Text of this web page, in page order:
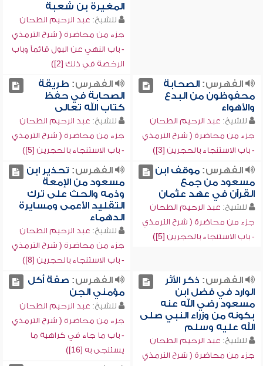
المغيرة بن شعبة
للشيخ: عبد الرحيم الطحان
جزء من محاضرة ( شرح الترمذي
- باب النهي عن البول قائماً وباب
الرخصة في ذلك [2])
الفهرس:الصحابة
محفوظون من البدع
والأهواء
للشيخ: عبد الرحيم الطحان
جزء من محاضرة ( شرح الترمذي
- باب الاستنجاء بالحجرين [3])
الفهرس: طريقة
الصحابة في حفظ
كتاب الله تعالى
للشيخ: عبد الرحيم الطحان
جزء من محاضرة ( شرح الترمذي
- باب الاستنجاء بالحجرين [5])
الفهرس:موقف ابن
مسعود من جمع
القرآن في عهد عثمان
للشيخ: عبد الرحيم الطحان
جزء من محاضرة ( شرح الترمذي
- باب الاستنجاء بالحجرين [5])
الفهرس: تحذير ابن
مسعود من الإمعة
وذمه والحث على ترك
التقليد الأعمى ومسايرة
الدهماء
للشيخ: عبد الرحيم الطحان
جزء من محاضرة ( شرح الترمذي
- باب الاستنجاء بالحجرين [8])
الفهرس: ذكر الأثر
الوارد في فضل ابن
مسعود رضي الله عنه
بكونه من وزراء النبي صلى
الله عليه وسلم
للشيخ: عبد الرحيم الطحان
جزء من محاضرة ( شرح الترمذي
الفهرس: صفة أكل
مؤمني الجن
للشيخ: عبد الرحيم الطحان
جزء من محاضرة ( شرح الترمذي
- باب ما جاء في كراهية ما
يستنجى به [16])